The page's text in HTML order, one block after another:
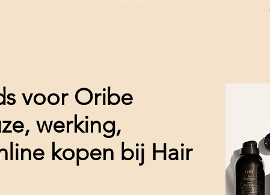
voor Oribe
werking,
kopen bij Hair